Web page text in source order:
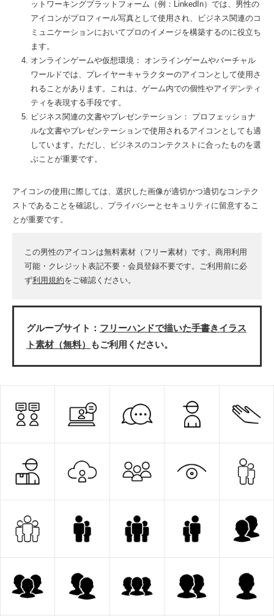
ットワーキングプラットフォーム（例：LinkedIn）では、男性の
アイコンがプロフィール写真として使用され、ビジネス関連のコ
ミュニケーションにおいてプロのイメージを構築するのに役立ち
ます。
オンラインゲームや仮想環境： オンラインゲームやバーチャル
ワールドでは、プレイヤーキャラクターのアイコンとして使用さ
れることがあります。これは、ゲーム内での個性やアイデンティ
ティを表現する手段です。
ビジネス関連の文書やプレゼンテーション： プロフェッショナ
ルな文書やプレゼンテーションで使用されるアイコンとしても適
しています。ただし、ビジネスのコンテクストに合ったものを選
ぶことが重要です。
アイコンの使用に際しては、選択した画像が適切かつ適切なコンテク
ストであることを確認し、プライバシーとセキュリティに留意するこ
とが重要です。
この男性のアイコンは無料素材（フリー素材）です。商用利用
可能・クレジット表記不要・会員登録不要です。ご利用前に必
ず利用規約をご確認ください。
グループサイト： フリーハンドで描いた手書きイラス
ト素材（無料）
もご利用ください。